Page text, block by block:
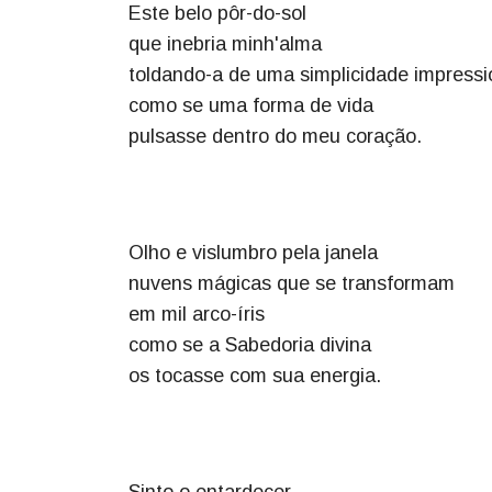
Este belo pôr-do-sol
que inebria minh'alma
toldando-a de uma simplicidade
como se uma forma de vida
pulsasse dentro do meu coração.
Olho e vislumbro pela janela
nuvens mágicas que se transformam
em mil arco-íris
como se a Sabedoria divina
os tocasse com sua energia.